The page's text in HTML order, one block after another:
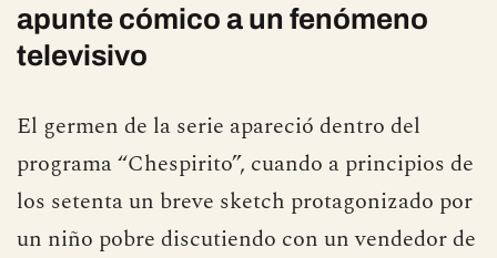
apunte cómico a un fenómeno
televisivo
El germen de la serie apareció dentro del
programa “Chespirito”, cuando a principios de
los setenta un breve sketch protagonizado por
un niño pobre discutiendo con un vendedor de